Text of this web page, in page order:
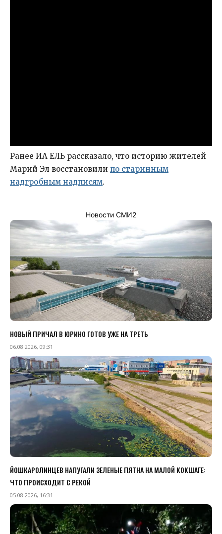
Ранее ИА ЕЛЬ рассказало, что историю жителей
Марий Эл восстановили по старинным
надгробным надписям.
Новости СМИ2
НОВЫЙ ПРИЧАЛ В ЮРИНО ГОТОВ УЖЕ НА ТРЕТЬ
06.08.2026, 09:31
ЙОШКАРОЛИНЦЕВ НАПУГАЛИ ЗЕЛЕНЫЕ ПЯТНА НА МАЛОЙ КОКШАГЕ:
ЧТО ПРОИСХОДИТ С РЕКОЙ
05.08.2026, 16:31